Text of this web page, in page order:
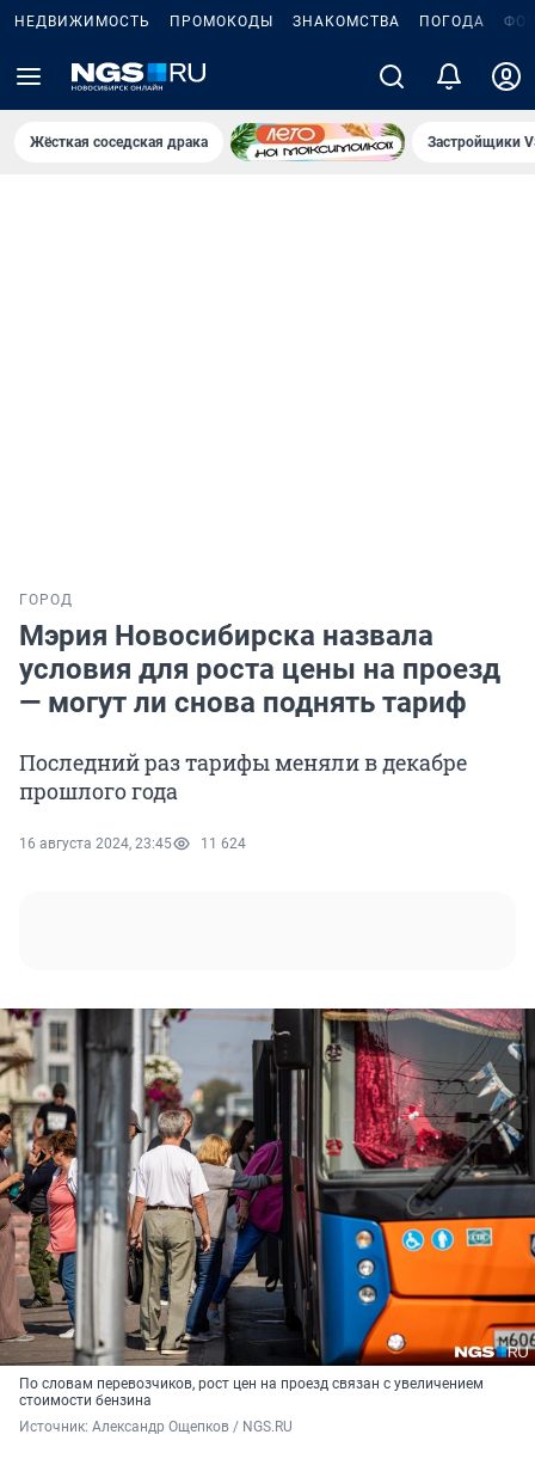
НЕДВИЖИМОСТЬ ПРОМОКОДЫ ЗНАКОМСТВА ПОГОДА
Жёсткая соседская драка Застройщики
ГОРОД
Мэрия Новосибирска назвала
условия для роста цены на проезд
— могут ли снова поднять тариф
Последний раз тарифы меняли в декабре
прошлого года
16 августа 2024, 23:45 11 624
По словам перевозчиков, рост цен на проезд связан с увеличением
стоимости бензина
Источник: Александр Ощепков / NGS.RU